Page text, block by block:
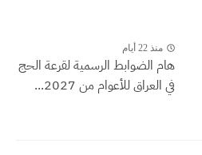
منذ 22 أيام
هام الضوابط الرسمية لقرعة الحج
في العراق للأعوام من 2027...